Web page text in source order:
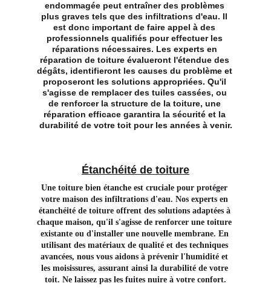
endommagée peut entraîner des problèmes
plus graves tels que des infiltrations d'eau. Il
est donc important de faire appel à des
professionnels qualifiés pour effectuer les
réparations nécessaires. Les experts en
réparation de toiture évalueront l'étendue des
dégâts, identifieront les causes du problème et
proposeront les solutions appropriées. Qu'il
s'agisse de remplacer des tuiles cassées, ou
de renforcer la structure de la toiture, une
réparation efficace garantira la sécurité et la
durabilité de votre toit pour les années à venir.
Étanchéité de toiture
Une toiture bien étanche est cruciale pour protéger
votre maison des infiltrations d'eau. Nos experts en
étanchéité de toiture offrent des solutions adaptées à
chaque maison, qu'il s'agisse de renforcer une toiture
existante ou d'installer une nouvelle membrane. En
utilisant des matériaux de qualité et des techniques
avancées, nous vous aidons à prévenir l'humidité et
les moisissures, assurant ainsi la durabilité de votre
toit. Ne laissez pas les fuites nuire à votre confort.